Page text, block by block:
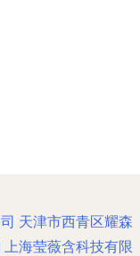
天津市西青区耀森
上海莹薇含科技有限